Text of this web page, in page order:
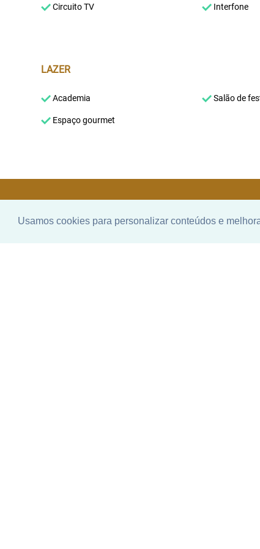
Usamos cookies para personalizar conteúdos e
Circuito TV Interfone
LAZER
Academia Salão de
Espaço gourmet